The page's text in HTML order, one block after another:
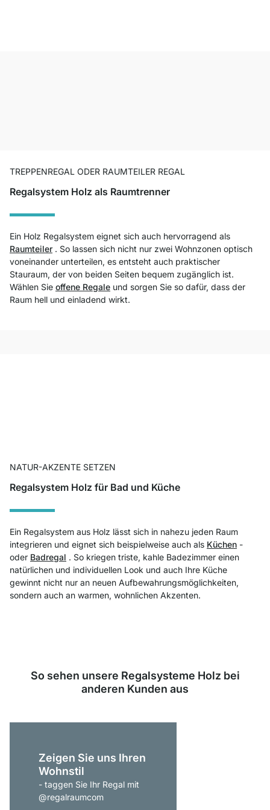
TREPPENREGAL ODER RAUMTEILER REGAL
Regalsystem Holz als Raumtrenner
Ein Holz Regalsystem eignet sich auch hervorragend als
Raumteiler . So lassen sich nicht nur zwei Wohnzonen optisch
voneinander unterteilen, es entsteht auch praktischer
Stauraum, der von beiden Seiten bequem zugänglich ist.
Wählen Sie offene Regale und sorgen Sie so dafür, dass der
Raum hell und einladend wirkt.
NATUR-AKZENTE SETZEN
Regalsystem Holz für Bad und Küche
Ein Regalsystem aus Holz lässt sich in nahezu jeden Raum
integrieren und eignet sich beispielweise auch als Küchen -
oder Badregal . So kriegen triste, kahle Badezimmer einen
natürlichen und individuellen Look und auch Ihre Küche
gewinnt nicht nur an neuen Aufbewahrungsmöglichkeiten,
sondern auch an warmen, wohnlichen Akzenten.
So sehen unsere Regalsysteme Holz bei
anderen Kunden aus
Zeigen Sie uns Ihren
Wohnstil
- taggen Sie Ihr Regal mit
@regalraumcom